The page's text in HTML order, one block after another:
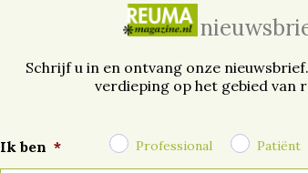
Schrijf u in en ontvang onze
verdieping op het gebied van
Ik ben * Professional Patiënt